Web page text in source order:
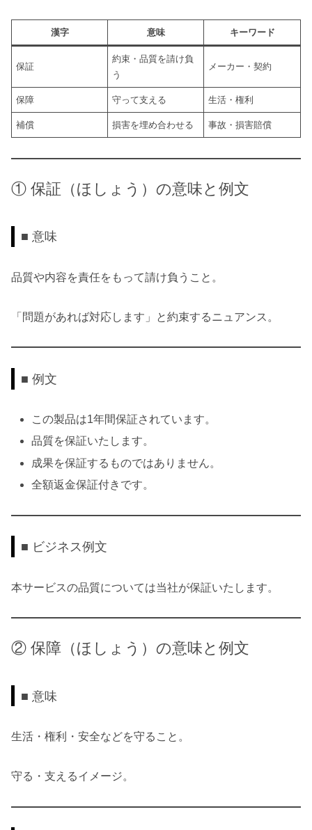
漢字 意味 キーワード
保証
約束・品質を請け負
う
メーカー・契約
保障 守って支える 生活・権利
補償 損害を埋め合わせる 事故・損害賠償
① 保証（ほしょう）の意味と例文
■ 意味
品質や内容を責任をもって請け負うこと。
「問題があれば対応します」と約束するニュアンス。
■ 例文
この製品は1年間保証されています。
品質を保証いたします。
成果を保証するものではありません。
全額返金保証付きです。
■ ビジネス例文
本サービスの品質については当社が保証いたします。
② 保障（ほしょう）の意味と例文
■ 意味
生活・権利・安全などを守ること。
守る・支えるイメージ。